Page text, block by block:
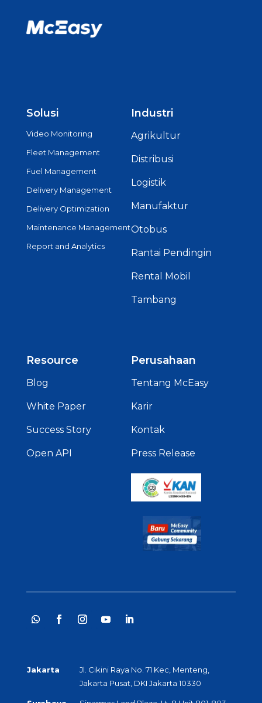
Solusi
Video Monitoring
Fleet Management
Fuel Management
Delivery Management
Delivery Optimization
Maintenance Management
Report and Analytics
Industri
Agrikultur
Distribusi
Logistik
Manufaktur
Otobus
Rantai Pendingin
Rental Mobil
Tambang
Resource
Blog
White Paper
Success Story
Open API
Perusahaan
Tentang McEasy
Karir
Kontak
Press Release
Jakarta
Jl. Cikini Raya No. 71 Kec, Menteng,
Jakarta Pusat, DKI Jakarta 10330